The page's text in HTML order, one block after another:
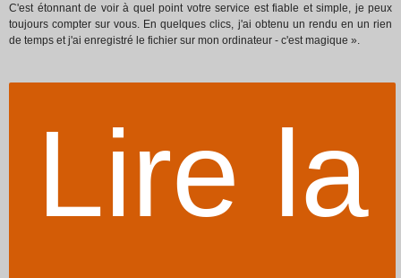
C'est étonnant de voir à quel point votre service est fiable et simple, je peux
toujours compter sur vous. En quelques clics, j'ai obtenu un rendu en un rien
de temps et j'ai enregistré le fichier sur mon ordinateur - c'est magique ».
Lire la